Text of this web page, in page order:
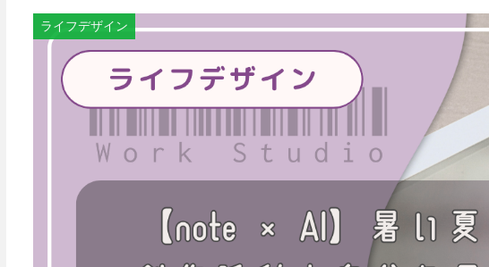
ライフデザイン